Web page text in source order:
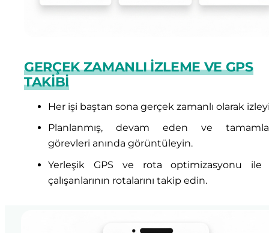
GERÇEK ZAMANLI İZLEME VE GPS
TAKIBI
Her işi baştan sona gerçek zamanlı olarak
Planlanmış, devam eden ve
görevleri anında görüntüleyin.
Yerleşik GPS ve rota optimizasyonu ile
çalışanlarının rotalarını takip edin.